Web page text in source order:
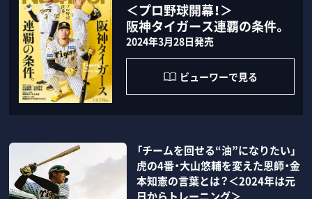
＜プロ野球開幕！＞
阪神タイガース連覇の条件。
2024年3月28日発売
ビューワーで見る
「チームを回せる“油”になりたい」
虎の4番・大山悠輔を変えた恩師・金
本知憲の言葉とは？＜2024年は元